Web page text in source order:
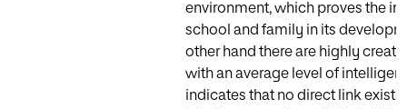
environment, which proves the
school and family in its
other hand there are highly
with an average level of
indicates that no direct link exists